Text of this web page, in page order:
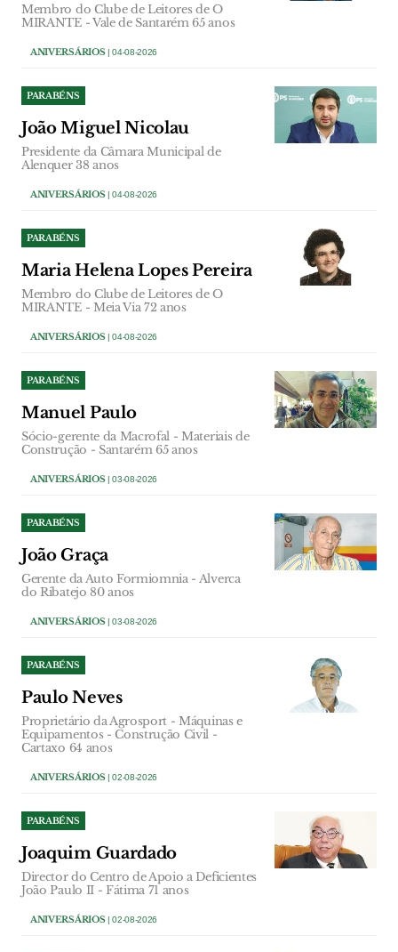
Membro do Clube de Leitores de O
MIRANTE - Vale de Santarém 65 anos
ANIVERSÁRIOS| 04-08-2026
PARABÉNS
João Miguel Nicolau
Presidente da Câmara Municipal de
Alenquer 38 anos
ANIVERSÁRIOS| 04-08-2026
PARABÉNS
Maria Helena Lopes Pereira
Membro do Clube de Leitores de O
MIRANTE - Meia Via 72 anos
ANIVERSÁRIOS| 04-08-2026
PARABÉNS
Manuel Paulo
Sócio-gerente da Macrofal - Materiais de
Construção - Santarém 65 anos
ANIVERSÁRIOS| 03-08-2026
PARABÉNS
João Graça
Gerente da Auto Formiomnia - Alverca
do Ribatejo 80 anos
ANIVERSÁRIOS| 03-08-2026
PARABÉNS
Paulo Neves
Proprietário da Agrosport - Máquinas e
Equipamentos - Construção Civil -
Cartaxo 64 anos
ANIVERSÁRIOS| 02-08-2026
PARABÉNS
Joaquim Guardado
Director do Centro de Apoio a Deficientes
João Paulo II - Fátima 71 anos
ANIVERSÁRIOS| 02-08-2026